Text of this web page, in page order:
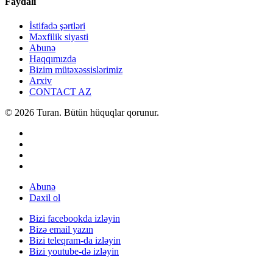
İstifadə şərtləri
Məxfilik siyasti
Abunə
Haqqımızda
Bizim mütəxəssislərimiz
Arxiv
CONTACT AZ
© 2026 Turan. Bütün hüquqlar qorunur.
Abunə
Daxil ol
Bizi facebookda izləyin
Bizə email yazın
Bizi teleqram-da izləyin
Bizi youtube-də izləyin